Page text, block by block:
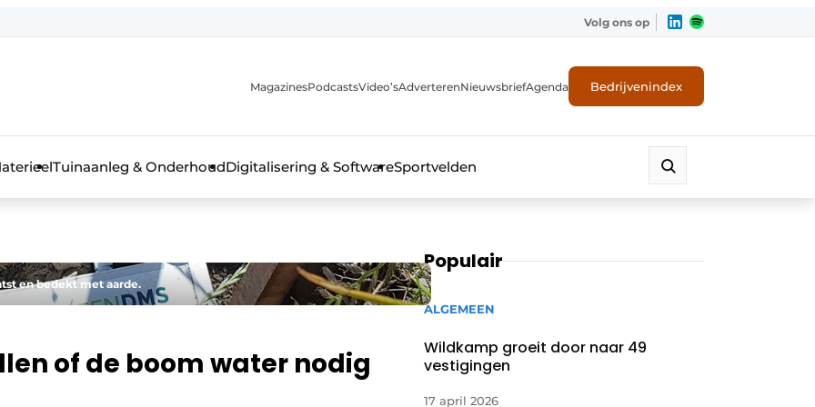
Volg ons op
MagazinesPodcastsVideo’sAdverterenNieuwsbriefAgenda Bedrijvenindex
Tuinaanleg & OnderhoudDigitalisering & SoftwareSportvelden
en bedekt met aarde.
of de boom water nodig
Populair
ALGEMEEN
Wildkamp groeit door naar 49
vestigingen
17 april 2026